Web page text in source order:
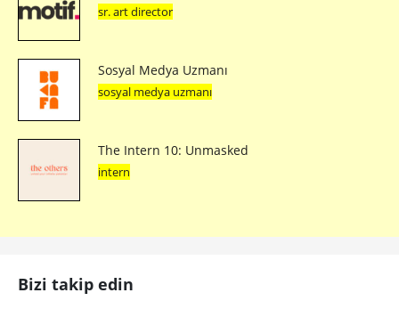
sr. art director
Sosyal Medya Uzmanı
sosyal medya uzmanı
The Intern 10: Unmasked
intern
Bizi takip edin